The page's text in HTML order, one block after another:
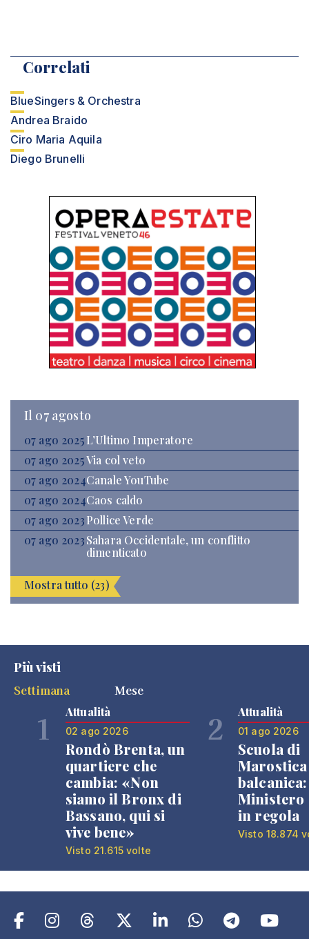
Correlati
BlueSingers & Orchestra
Andrea Braido
Ciro Maria Aquila
Diego Brunelli
Il 07 agosto
07 ago 2025 L’Ultimo Imperatore
07 ago 2025Via col veto
07 ago 2024Canale YouTube
07 ago 2024Caos caldo
07 ago 2023Pollice Verde
07 ago 2023Sahara Occidentale, un conflitto
dimenticato
Mostra tutto (23)
Più visti
Settimana
Mese
1 Attualità
02 ago 2026
Rondò Brenta, un
quartiere che
cambia: «Non
siamo il Bronx di
Bassano, qui si
vive bene»
Visto 21.615 volte
2 Attualità
01 ago 2026
Scuola di
Ministero
in regola
Visto 18.874